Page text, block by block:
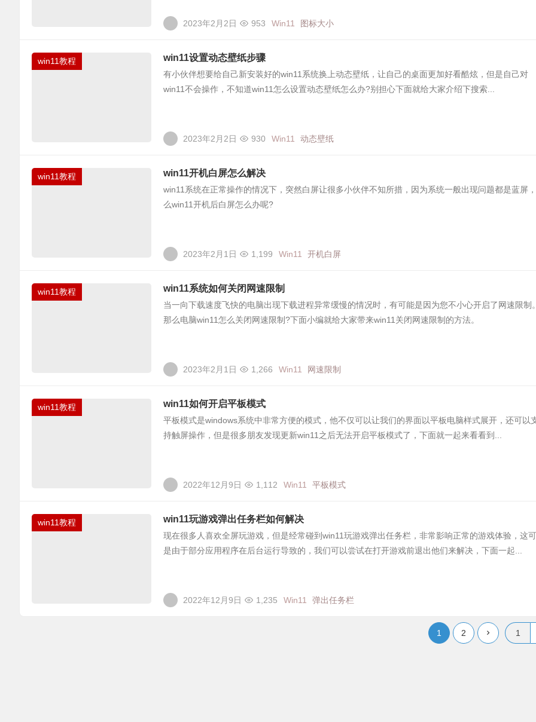
2023年2月2日 953 Win11 图标大小
win11教程 win11设置动态壁纸步骤
有小伙伴想要给自己新安装好的win11系统换上动态壁纸，让自己的桌面更加好看酷炫，但是自己对
win11不会操作，不知道win11怎么设置动态壁纸怎么办?别担心下面就给大家介绍下搜索...
2023年2月2日 930 Win11 动态壁纸
win11教程 win11开机白屏怎么解决
win11系统在正常操作的情况下，突然白屏让很多小伙伴不知所措，因为系统一般出现问题都是蓝屏
么win11开机后白屏怎么办呢?
2023年2月1日 1,199 Win11 开机白屏
win11教程 win11系统如何关闭网速限制
当一向下载速度飞快的电脑出现下载进程异常缓慢的情况时，有可能是因为您不小心开启了网速限制
那么电脑win11怎么关闭网速限制?下面小编就给大家带来win11关闭网速限制的方法。
2023年2月1日 1,266 Win11 网速限制
win11教程 win11如何开启平板模式
平板模式是windows系统中非常方便的模式，他不仅可以让我们的界面以平板电脑样式展开，还可以
持触屏操作，但是很多朋友发现更新win11之后无法开启平板模式了，下面就一起来看看到...
2022年12月9日 1,112 Win11 平板模式
win11教程 win11玩游戏弹出任务栏如何解决
现在很多人喜欢全屏玩游戏，但是经常碰到win11玩游戏弹出任务栏，非常影响正常的游戏体验，这
是由于部分应用程序在后台运行导致的，我们可以尝试在打开游戏前退出他们来解决，下面一起...
2022年12月9日 1,235 Win11 弹出任务栏
1 2